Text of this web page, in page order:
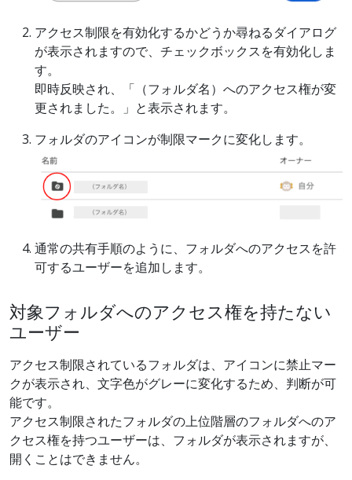
アクセス制限を有効化するかどうか尋ねるダイアログ
が表示されますので、チェックボックスを有効化しま
す。
即時反映され、「（フォルダ名）へのアクセス権が変
更されました。」と表示されます。
フォルダのアイコンが制限マークに変化します。
通常の共有手順のように、フォルダへのアクセスを許
可するユーザーを追加します。
対象フォルダへのアクセス権を持たない
ユーザー
アクセス制限されているフォルダは、アイコンに禁止マー
クが表示され、文字色がグレーに変化するため、判断が可
能です。
アクセス制限されたフォルダの上位階層のフォルダへのア
クセス権を持つユーザーは、フォルダが表示されますが、
開くことはできません。